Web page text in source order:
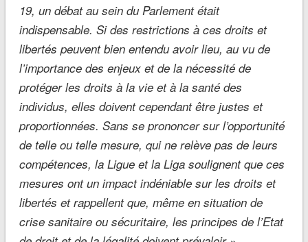
19, un débat au sein du Parlement était
indispensable. Si des restrictions à ces droits et
libertés peuvent bien entendu avoir lieu, au vu de
l’importance des enjeux et de la nécessité de
protéger les droits à la vie et à la santé des
individus, elles doivent cependant être justes et
proportionnées. Sans se prononcer sur l’opportunité
de telle ou telle mesure, qui ne relève pas de leurs
compétences, la Ligue et la Liga soulignent que ces
mesures ont un impact indéniable sur les droits et
libertés et rappellent que, même en situation de
crise sanitaire ou sécuritaire, les principes de l’Etat